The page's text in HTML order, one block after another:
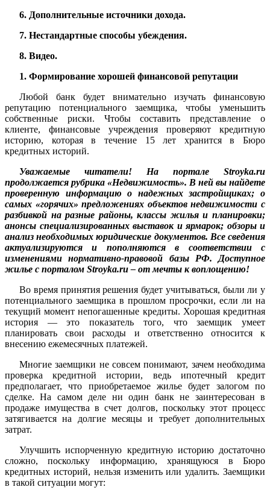
6. Дополнительные источники дохода.
7. Нестандартные способы убеждения.
8. Видео.
1. Формирование хорошей финансовой репутации
Любой банк будет внимательно изучать финансовую
репутацию потенциального заемщика, чтобы уменьшить
собственные риски. Чтобы составить представление о
клиенте, финансовые учреждения проверяют кредитную
историю, которая в течение 15 лет хранится в Бюро
кредитных историй.
Уважаемые читатели! На портале Stroyka.ru
продолжается рубрика «Недвижимость». В ней вы найдете
проверенную информацию о надежных застройщиках; о
самых «горячих» предложениях объектов недвижимости с
разбивкой на разные районы, классы жилья и планировки;
анонсы специализированных выставок и ярмарок; обзоры и
анализ необходимых юридические документов. Все сведения
актуализируются и пополняются в соответствии с
изменениями нормативно-правовой базы РФ. Доступное
жилье с порталом Stroyka.ru – от мечты к воплощению!
Во время принятия решения будет учитываться, были ли у
потенциального заемщика в прошлом просрочки, если ли на
текущий момент непогашенные кредиты. Хорошая кредитная
история — это показатель того, что заемщик умеет
планировать свои расходы и ответственно относится к
внесению ежемесячных платежей.
Многие заемщики не совсем понимают, зачем необходима
проверка кредитной истории, ведь ипотечный кредит
предполагает, что приобретаемое жилье будет залогом по
сделке. На самом деле ни один банк не заинтересован в
продаже имущества в счет долгов, поскольку этот процесс
затягивается на долгие месяцы и требует дополнительных
затрат.
Улучшить испорченную кредитную историю достаточно
сложно, поскольку информацию, хранящуюся в Бюро
кредитных историй, нельзя изменить или удалить. Заемщики
в такой ситуации могут: